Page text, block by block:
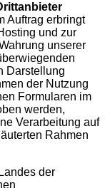
Auftrag erbringt
und zur
unserer
Darstellung
der Nutzung
Formularen im
werden,
Verarbeitung auf
Rahmen
der